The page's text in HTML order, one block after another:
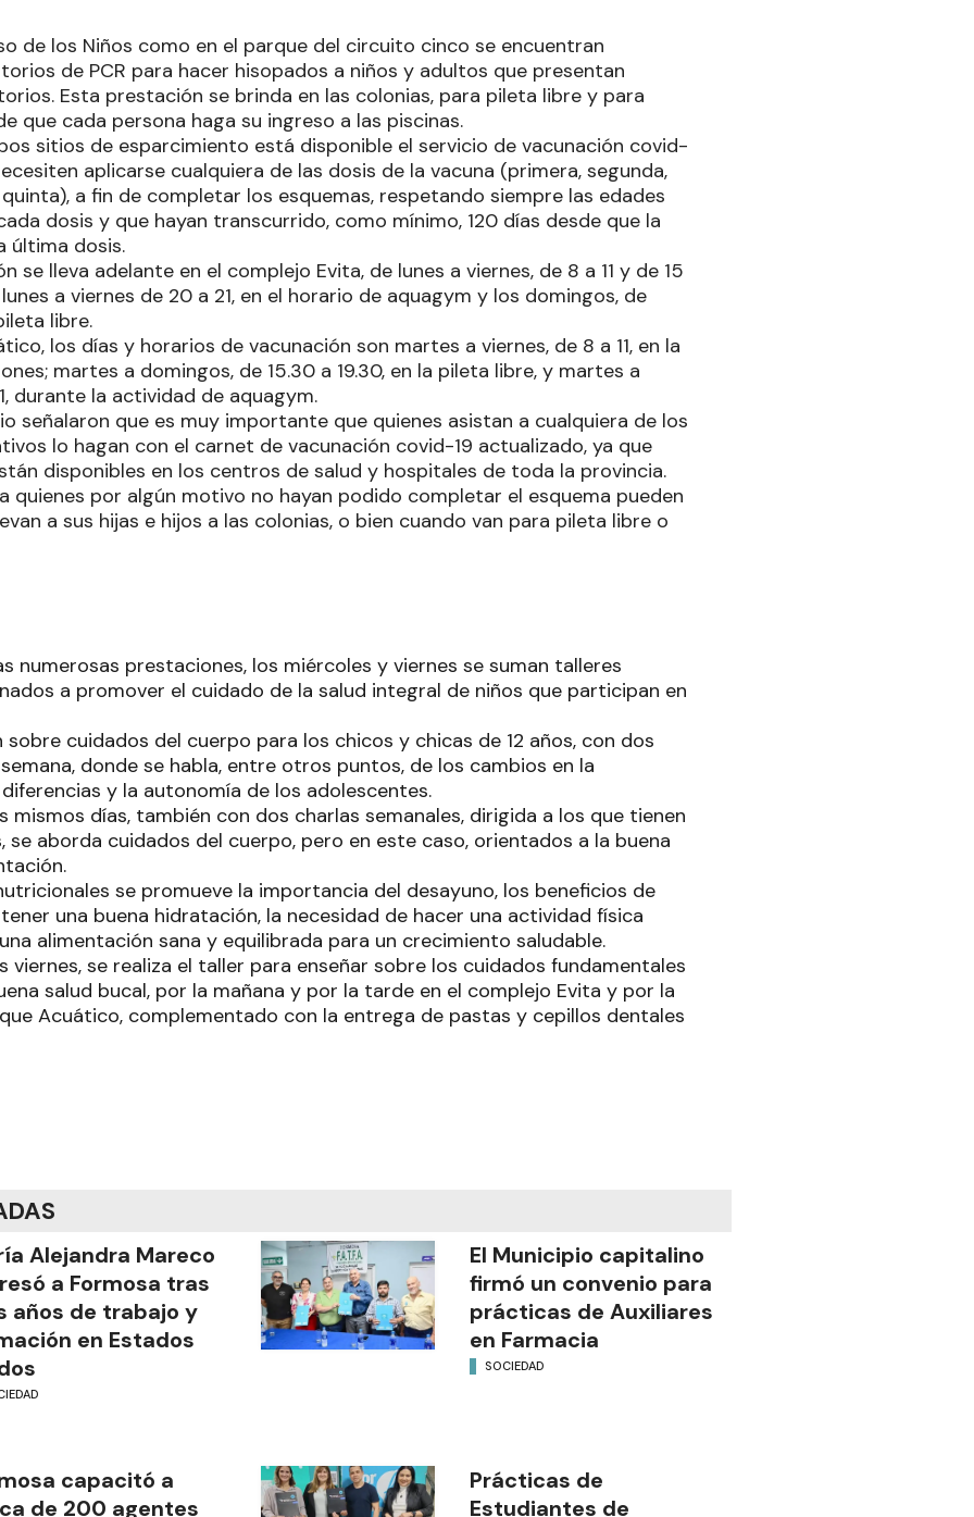
de los Niños como en el parque del circuito cinco se encuentran
de PCR para hacer hisopados a niños y adultos que presentan
Esta prestación se brinda en las colonias, para pileta libre y para
que cada persona haga su ingreso a las piscinas.
sitios de esparcimiento está disponible el servicio de vacunación covid-
aplicarse cualquiera de las dosis de la vacuna (primera, segunda,
a fin de completar los esquemas, respetando siempre las edades
dosis y que hayan transcurrido, como mínimo, 120 días desde que la
última dosis.
se lleva adelante en el complejo Evita, de lunes a viernes, de 8 a 11 y de 15
lunes a viernes de 20 a 21, en el horario de aquagym y los domingos, de
libre.
los días y horarios de vacunación son martes a viernes, de 8 a 11, en la
martes a domingos, de 15.30 a 19.30, en la pileta libre, y martes a
durante la actividad de aquagym.
señalaron que es muy importante que quienes asistan a cualquiera de los
lo hagan con el carnet de vacunación covid-19 actualizado, ya que
disponibles en los centros de salud y hospitales de toda la provincia.
quienes por algún motivo no hayan podido completar el esquema pueden
a sus hijas e hijos a las colonias, o bien cuando van para pileta libre o
numerosas prestaciones, los miércoles y viernes se suman talleres
a promover el cuidado de la salud integral de niños que participan en
sobre cuidados del cuerpo para los chicos y chicas de 12 años, con dos
donde se habla, entre otros puntos, de los cambios en la
y la autonomía de los adolescentes.
mismos días, también con dos charlas semanales, dirigida a los que tienen
se aborda cuidados del cuerpo, pero en este caso, orientados a la buena
se promueve la importancia del desayuno, los beneficios de
una buena hidratación, la necesidad de hacer una actividad física
alimentación sana y equilibrada para un crecimiento saludable.
viernes, se realiza el taller para enseñar sobre los cuidados fundamentales
salud bucal, por la mañana y por la tarde en el complejo Evita y por la
Acuático, complementado con la entrega de pastas y cepillos dentales
Alejandra Mareco
a Formosa tras
años de trabajo y
en Estados
El Municipio capitalino
firmó un convenio para
prácticas de Auxiliares
en Farmacia
SOCIEDAD
capacitó a
de 200 agentes
Prácticas de
Estudiantes de